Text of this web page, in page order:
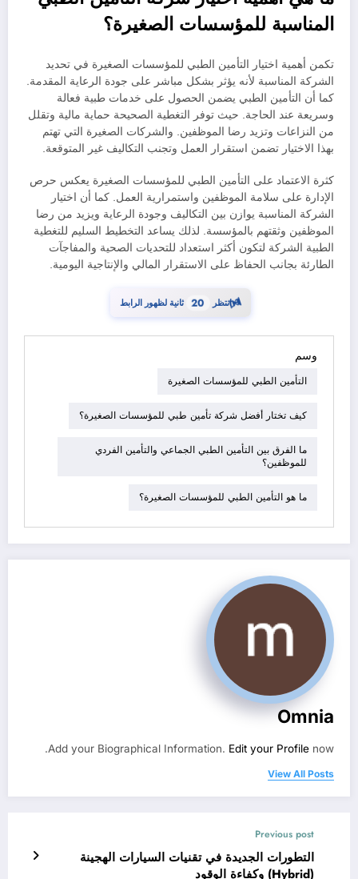
المناسبة للمؤسسات الصغيرة؟
تكمن أهمية اختيار التأمين الطبي للمؤسسات الصغيرة في تحديد
الشركة المناسبة لأنه يؤثر بشكل مباشر على جودة الرعاية المقدمة.
كما أن التأمين الطبي يضمن الحصول على خدمات طبية فعالة
وسريعة عند الحاجة. حيث توفر التغطية الصحيحة حماية مالية وتقلل
من النزاعات وتزيد رضا الموظفين. والشركات الصغيرة التي تهتم
بهذا الاختيار تضمن استقرار العمل وتجنب التكاليف غير المتوقعة.
كثرة الاعتماد على التأمين الطبي للمؤسسات الصغيرة يعكس حرص
الإدارة على سلامة الموظفين واستمرارية العمل. كما أن اختيار
الشركة المناسبة يوازن بين التكاليف وجودة الرعاية ويزيد من رضا
الموظفين وثقتهم بالمؤسسة. لذلك يساعد التخطيط السليم للتغطية
الطبية الشركة لتكون أكثر استعداد للتحديات الصحية والمفاجآت
الطارئة بجانب الحفاظ على الاستقرار المالي والإنتاجية اليومية.
⏳انتظر 19 ثانية لظهور الرابط
وسم
التأمين الطبي للمؤسسات الصغيرة
كيف تختار أفضل شركة تأمين طبي للمؤسسات الصغيرة؟
ما الفرق بين التأمين الطبي الجماعي والتأمين الفردي
للموظفين؟
ما هو التأمين الطبي للمؤسسات الصغيرة؟
Omnia
Add your Biographical Information. Edit your Profile now.
View All Posts
Previous post
التطورات الجديدة في تقنيات السيارات الهجينة
(Hybrid) وكفاءة الوقود